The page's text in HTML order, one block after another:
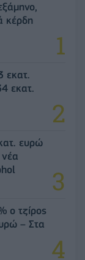
κέρδη
εκατ.
εκατ.
ευρώ
ο τζίρος
– Στα